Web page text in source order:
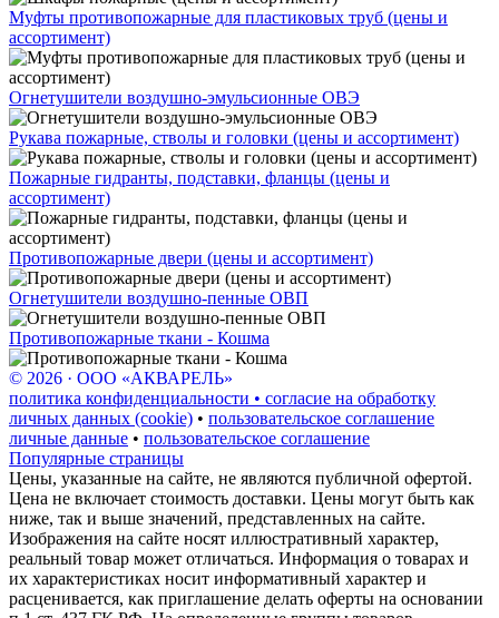
Муфты противопожарные для пластиковых труб (цены и
ассортимент)
Огнетушители воздушно-эмульсионные ОВЭ
Рукава пожарные, стволы и головки (цены и ассортимент)
Пожарные гидранты, подставки, фланцы (цены и
ассортимент)
Противопожарные двери (цены и ассортимент)
Огнетушители воздушно-пенные ОВП
Противопожарные ткани - Кошма
© 2026 · ООО «АКВАРЕЛЬ»
политика конфиденциальности • согласие на обработку
личных данных (cookie) • пользовательское соглашение
личные данные • пользовательское соглашение
Популярные страницы
Цены, указанные на сайте, не являются публичной офертой.
Цена не включает стоимость доставки. Цены могут быть как
ниже, так и выше значений, представленных на сайте.
Изображения на сайте носят иллюстративный характер,
реальный товар может отличаться. Информация о товарах и
их характеристиках носит информативный характер и
расценивается, как приглашение делать оферты на основании